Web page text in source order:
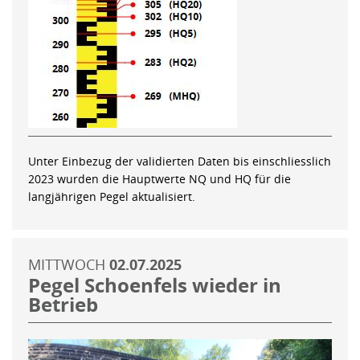
Unter Einbezug der validierten Daten bis einschliesslich
2023 wurden die Hauptwerte NQ und HQ für die
langjährigen Pegel aktualisiert.
MITTWOCH 02.07.2025
Pegel Schoenfels wieder in
Betrieb